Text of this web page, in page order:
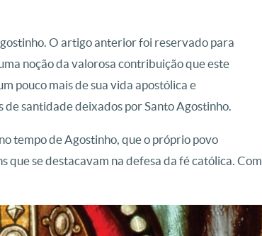
O artigo anterior foi reservado para
noção da valorosa contribuição que este
pouco mais de sua vida apostólica e
santidade deixados por Santo Agostinho.
tempo de Agostinho, que o próprio povo
que se destacavam na defesa da fé católica. Com